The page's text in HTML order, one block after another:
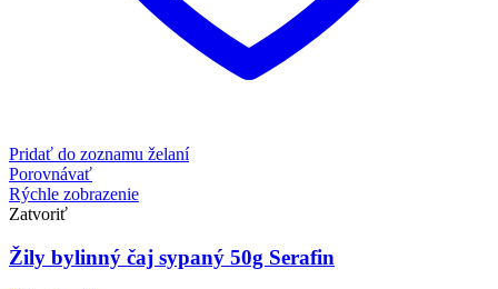
Pridať do zoznamu želaní
Porovnávať
Rýchle zobrazenie
Zatvoriť
Žily bylinný čaj sypaný 50g Serafin